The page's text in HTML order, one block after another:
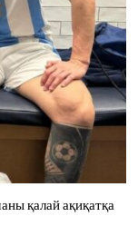
қалай ақиқатқа